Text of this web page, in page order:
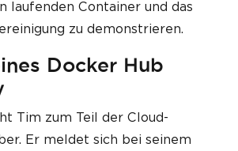
laufenden Container und das
zu demonstrieren.
Docker Hub
Tim zum Teil der Cloud-
Er meldet sich bei seinem